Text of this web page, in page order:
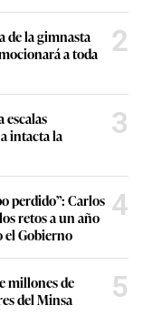
de la gimnasta
a toda
2
escalas
intacta la
3
perdido”: Carlos
retos a un año
el Gobierno
4
millones de
del Minsa
5